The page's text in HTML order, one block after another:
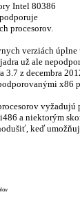
Intel 80386
procesorov.
verziách
už ale
z decembra
x86
vyžadujú
a niektorým
keď